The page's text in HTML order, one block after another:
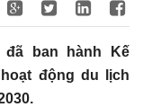
đã ban hành Kế
động du lịch